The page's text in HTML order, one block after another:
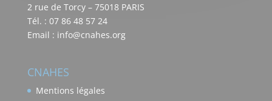
2 rue de Torcy – 75018 PARIS
Tél. : 07 86 48 57 24
Email : info@cnahes.org
CNAHES
Mentions légales